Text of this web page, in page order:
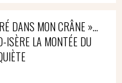
DANS MON CRÂNE »…
ISÈRE LA MONTÉE DU